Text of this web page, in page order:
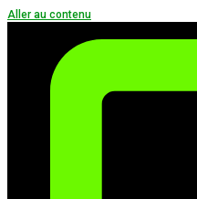
Aller au contenu